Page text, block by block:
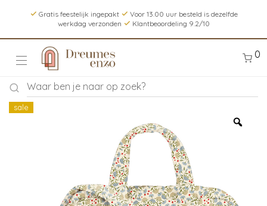
Gratis feestelijk ingepakt
Voor 13.00 uur besteld is dezelfde
werkdag verzonden
Klantbeoordeling 9.2/10
0
sale